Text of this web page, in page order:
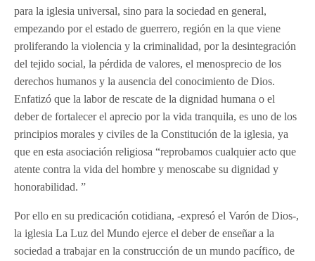
para la iglesia universal, sino para la sociedad en general,
empezando por el estado de guerrero, región en la que viene
proliferando la violencia y la criminalidad, por la desintegración
del tejido social, la pérdida de valores, el menosprecio de los
derechos humanos y la ausencia del conocimiento de Dios.
Enfatizó que la labor de rescate de la dignidad humana o el
deber de fortalecer el aprecio por la vida tranquila, es uno de los
principios morales y civiles de la Constitución de la iglesia, ya
que en esta asociación religiosa “reprobamos cualquier acto que
atente contra la vida del hombre y menoscabe su dignidad y
honorabilidad. ”
Por ello en su predicación cotidiana, -expresó el Varón de Dios-,
la iglesia La Luz del Mundo ejerce el deber de enseñar a la
sociedad a trabajar en la construcción de un mundo pacífico, de